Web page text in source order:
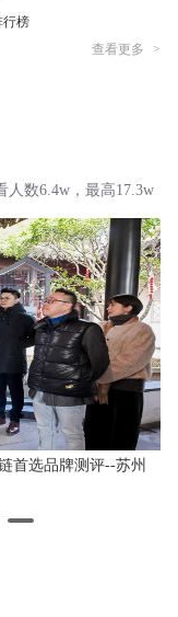
行榜
查看更多
>
数6.4w，最高17.3w
首选品牌测评--苏州